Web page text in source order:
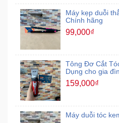
Máy kẹp duỗi
Chính hãng
99,000₫
Tông Đơ Cắt
Dụng cho gia
159,000₫
Máy duỗi tóc